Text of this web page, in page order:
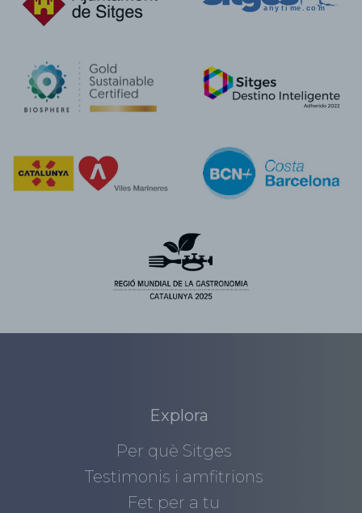
Explora
Per què Sitges
Testimonis i amfitrions
Fet per a tu